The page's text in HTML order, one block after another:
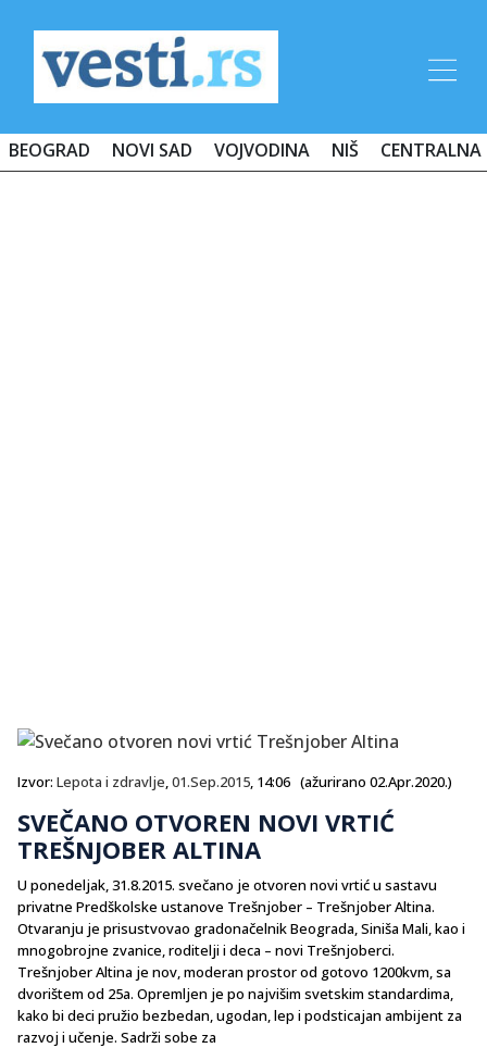
BEOGRAD NOVI SAD VOJVODINA NIŠ CENTRALNA
Izvor: Lepota i zdravlje,01.Sep.2015, 14:06 (ažurirano 02.Apr.2020.)
SVEČANO OTVOREN NOVI VRTIĆ
TREŠNJOBER ALTINA
U ponedeljak, 31.8.2015. svečano je otvoren novi vrtić u sastavu
privatne Predškolske ustanove Trešnjober – Trešnjober Altina.
Otvaranju je prisustvovao gradonačelnik Beograda, Siniša Mali, kao i
mnogobrojne zvanice, roditelji i deca – novi Trešnjoberci.
Trešnjober Altina je nov, moderan prostor od gotovo 1200kvm, sa
dvorištem od 25a. Opremljen je po najvišim svetskim standardima,
kako bi deci pružio bezbedan, ugodan, lep i podsticajan ambijent za
razvoj i učenje. Sadrži sobe za